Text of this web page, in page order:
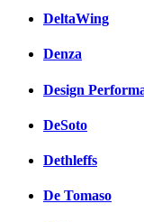
DeltaWing
Denza
Design
DeSoto
Dethleffs
De Tomaso